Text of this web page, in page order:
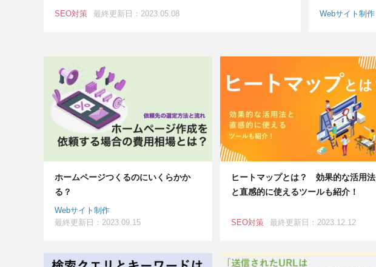
SEO対策 最終更新日：2023.05.08 Webサイト制作
ホームページつくるのにいくらかか
る？
Webサイト制作
最終更新日：2023.09.15
ヒートマップとは？ 効果的な活用法
と直感的に使えるツールも紹介！
SEO対策 最終更新日：2023.12.12